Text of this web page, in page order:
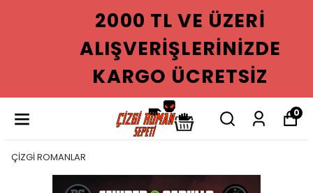
2000 TL VE ÜZERI
ALIŞVERIŞLERINIZDE
KARGO ÜCRETSIZ
0
ÇİZGİ ROMANLAR